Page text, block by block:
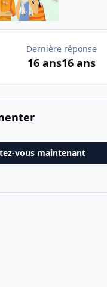
Dernière réponse
16 ans16 ans
vous maintenant